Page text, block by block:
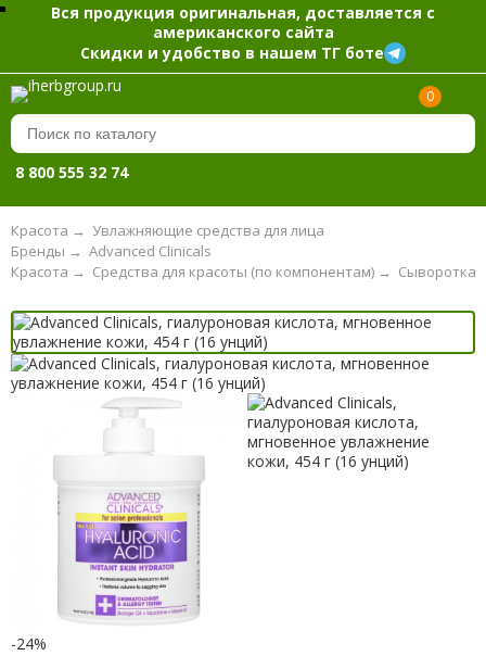
Вся продукция оригинальная, доставляется с
американского сайта
Скидки и удобство в нашем ТГ боте
0
8 800 555 32 74
Красота → Увлажняющие средства для лица
Advanced Clinicals
Бренды →
Сыворотка
Средства для красоты (по компонентам) →
Красота →
-24%